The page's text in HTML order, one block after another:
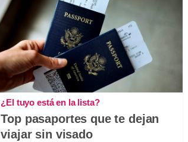
¿El tuyo está en la lista?
Top pasaportes que te dejan
viajar sin visado